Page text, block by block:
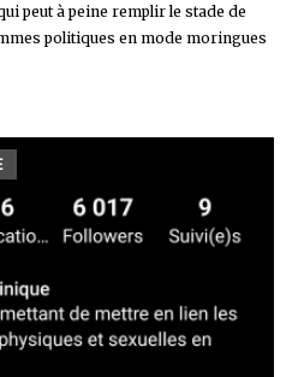
peut à peine remplir le stade de
politiques en mode moringues